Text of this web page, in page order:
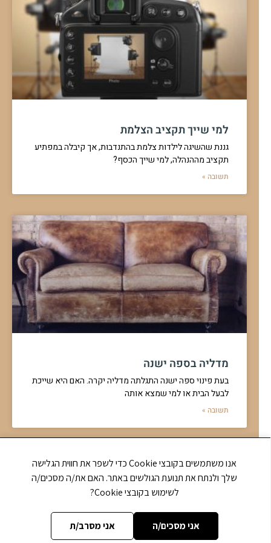
למי שייך תקציב הצלמת
גננת שהשיגה לילדות צלמת בהתנדבות, אך קיבלה במפתיע
תקציב מההנהלה, למי שייך הכסף?
תשובה »
מדליה בספה ישנה
בעת פינוי ספה ישנה התגלתה מדליה יקרה. האם היא שייכת
לבעל הבית או למי שמצא אותה
תשובה »
אנו משתמשים בקובצי Cookie כדי לשפר את חווית הגלישה
שלך ולנתח את תנועת הגולשים באתר. האם את/ה מסכים/ה
לשימוש בקובצי Cookie?
אני מסכים/ה אני מסרב/ת